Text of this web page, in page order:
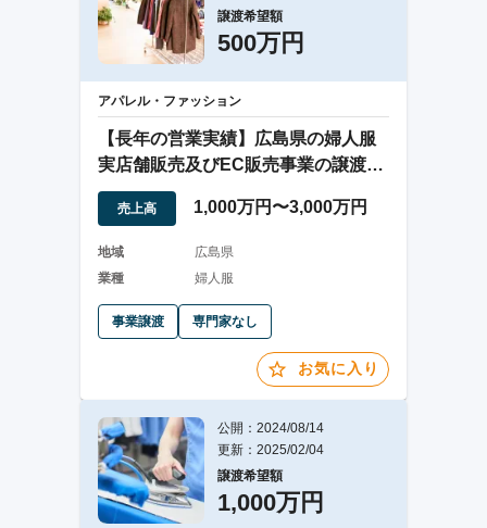
譲渡希望額
500万円
アパレル・ファッション
【長年の営業実績】広島県の婦人服
実店舗販売及びEC販売事業の譲渡案
件
売上高 1,000万円〜3,000万円
地域
広島県
業種
婦人服
事業譲渡 専門家なし
お気に入り
公開：2024/08/14
更新：2025/02/04
譲渡希望額
1,000万円